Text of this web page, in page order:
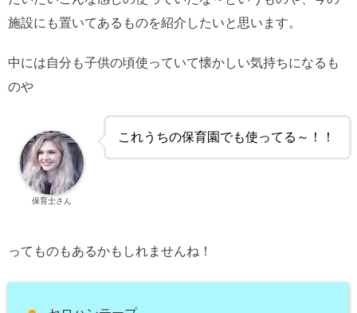
施設にも置いてあるものを紹介したいと思います。
中には自分も子供の頃使っていて懐かしい気持ちになるも
のや
これうちの保育園でも使ってる～！！
保育士さん
ってものもあるかもしれませんね！